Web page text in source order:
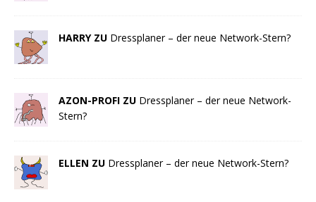
HARRY ZU Dressplaner – der neue Network-Stern?
AZON-PROFI ZU Dressplaner – der neue Network-
Stern?
ELLEN ZU Dressplaner – der neue Network-Stern?